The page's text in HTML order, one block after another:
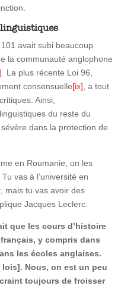
avait subi beaucoup
la communauté anglophone
. La plus récente Loi 96,
consensuelle[ix], a tout
Ainsi,
du reste du
dans la protection de
en Roumanie, on les
vas à l’université en
mais tu vas avoir des
Jacques Leclerc.
que les cours d’histoire
y compris dans
les écoles anglaises.
Nous, on est un peu
toujours de froisser